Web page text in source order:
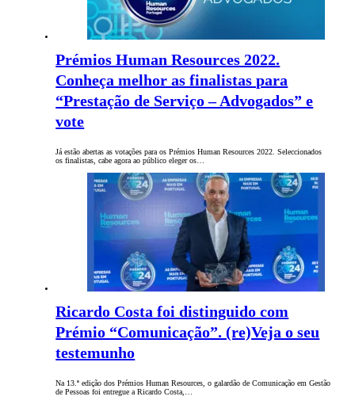
Prémios Human Resources 2022.
Conheça melhor as finalistas para
“Prestação de Serviço – Advogados” e
vote
Já estão abertas as votações para os Prémios Human Resources 2022. Seleccionados
os finalistas, cabe agora ao público eleger os…
Ricardo Costa foi distinguido com
Prémio “Comunicação”. (re)Veja o seu
testemunho
Na 13.ª edição dos Prémios Human Resources, o galardão de Comunicação em Gestão
de Pessoas foi entregue a Ricardo Costa,…